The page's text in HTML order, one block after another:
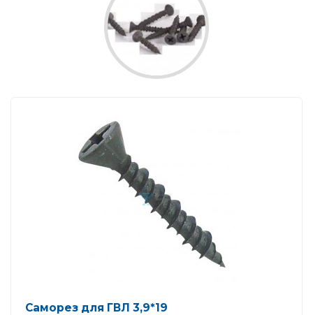
Саморез для ГВЛ 3,9*19